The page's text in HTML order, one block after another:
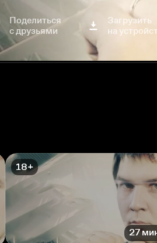
Поделиться
с друзьями
Загрузить
на
18+
27